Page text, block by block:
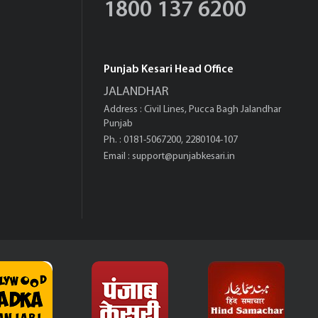
1800 137 6200
Punjab Kesari Head Office
JALANDHAR
Address : Civil Lines, Pucca Bagh Jalandhar
Punjab
Ph. : 0181-5067200, 2280104-107
Email : support@punjabkesari.in